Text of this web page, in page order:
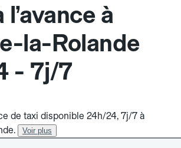
l’avance à
la-Rolande
- 7j/7
de taxi disponible 24h/24, 7j/7 à
Voir plus